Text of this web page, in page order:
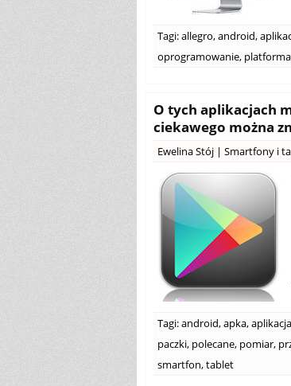
Tagi:allegro,android,
oprogramowanie, platforma
O tych aplikacjach
ciekawego można
Ewelina Stój | Smartfony i
Tagi:android,apka,aplikacja
paczki, polecane, pomiar,
smartfon,tablet